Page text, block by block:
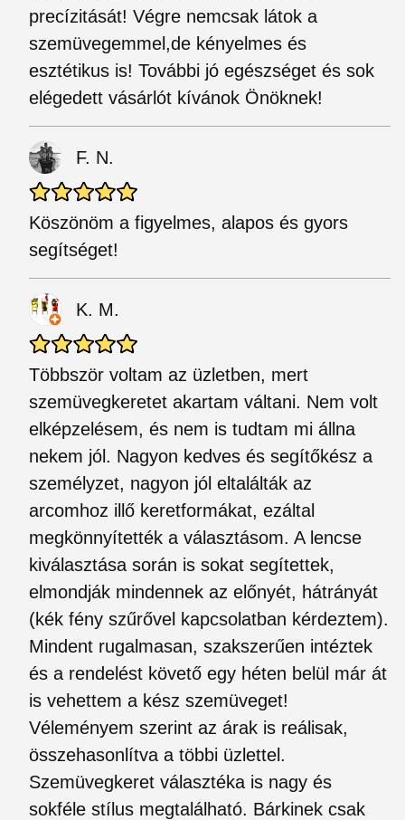
precízitását! Végre nemcsak látok a
szemüvegemmel,de kényelmes és
esztétikus is! További jó egészséget és sok
elégedett vásárlót kívánok Önöknek!
F. N.
Köszönöm a figyelmes, alapos és gyors
segítséget!
K. M.
Többször voltam az üzletben, mert
szemüvegkeretet akartam váltani. Nem volt
elképzelésem, és nem is tudtam mi állna
nekem jól. Nagyon kedves és segítőkész a
személyzet, nagyon jól eltalálták az
arcomhoz illő keretformákat, ezáltal
megkönnyítették a választásom. A lencse
kiválasztása során is sokat segítettek,
elmondják mindennek az előnyét, hátrányát
(kék fény szűrővel kapcsolatban kérdeztem).
Mindent rugalmasan, szakszerűen intéztek
és a rendelést követő egy héten belül már át
is vehettem a kész szemüveget!
Véleményem szerint az árak is reálisak,
összehasonlítva a többi üzlettel.
Szemüvegkeret választéka is nagy és
sokféle stílus megtalálható. Bárkinek csak